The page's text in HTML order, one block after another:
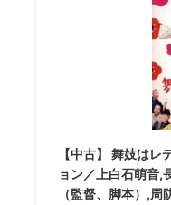
【中古】 舞妓は
ョン／上白石萌音,
（監督、脚本）,周